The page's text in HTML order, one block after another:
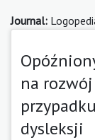
Journal:
na
dysleksji